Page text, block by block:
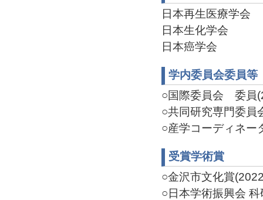
日本再生医療学会
日本生化学会
日本癌学会
学内委員会委員等
○国際委員会 委員
○共同研究専門委
○産学コーディネ
受賞学術賞
○金沢市文化賞
○日本学術振興会